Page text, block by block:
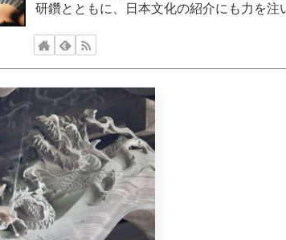
研鑽とともに、日本文化の紹介にも力を注